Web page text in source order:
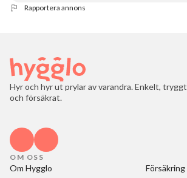
Rapportera annons
Hyr och hyr ut prylar av varandra. Enkelt, tryggt
och försäkrat.
OM OSS
Om Hygglo Försäkring